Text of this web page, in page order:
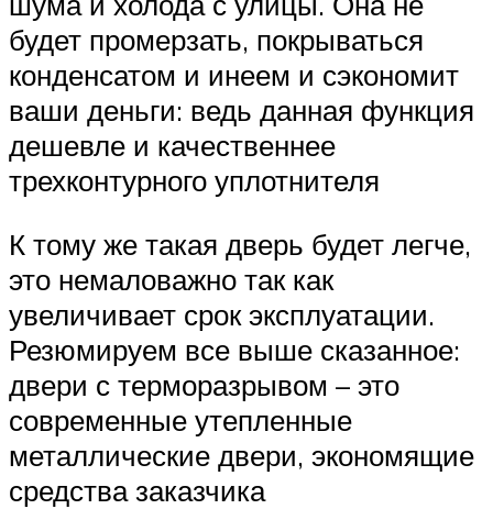
будет промерзать, покрываться
конденсатом и инеем и сэкономит
ваши деньги: ведь данная функция
дешевле и качественнее
трехконтурного уплотнителя
К тому же такая дверь будет легче,
это немаловажно так как
увеличивает срок эксплуатации.
Резюмируем все выше сказанное:
двери с терморазрывом – это
современные утепленные
металлические двери, экономящие
средства заказчика